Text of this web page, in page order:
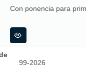
Con ponencia para
99-2026